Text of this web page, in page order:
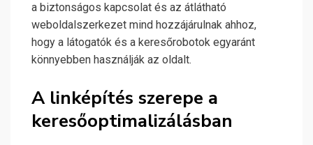
a biztonságos kapcsolat és az átlátható
weboldalszerkezet mind hozzájárulnak ahhoz,
hogy a látogatók és a keresőrobotok egyaránt
könnyebben használják az oldalt.
A linképítés szerepe a
keresőoptimalizálásban